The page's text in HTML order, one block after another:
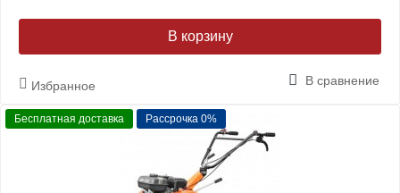
В корзину
Избранное В сравнение
Бесплатная доставка Рассрочка 0%